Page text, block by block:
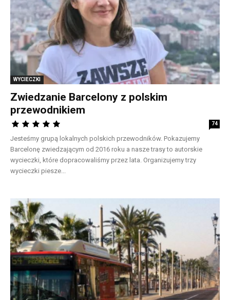
WYCIECZKI
Zwiedzanie Barcelony z polskim
przewodnikiem
74
Jesteśmy grupą lokalnych polskich przewodników. Pokazujemy
Barcelonę zwiedzającym od 2016 roku a nasze trasy to autorskie
wycieczki, które dopracowaliśmy przez lata. Organizujemy trzy
wycieczki piesze...